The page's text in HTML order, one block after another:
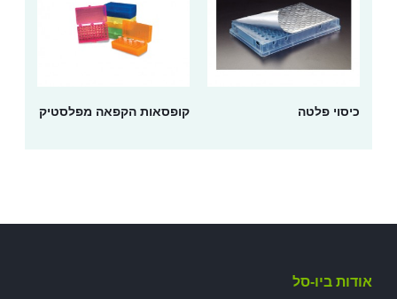
כיסוי פלטה קופסאות הקפאה מפלסטיק
אודות ביו-סל